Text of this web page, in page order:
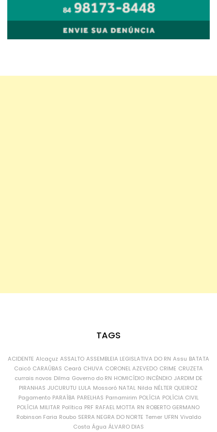
TAGS
ACIDENTE Alcaçuz ASSALTO ASSEMBLEIA LEGISLATIVA DO RN Assu BATATA
Caicó CARAÚBAS Ceará CHUVA CORONEL AZEVEDO CRIME CRUZETA
currais novos Dilma Governo do RN HOMICÍDIO INCÊNDIO JARDIM DE
PIRANHAS JUCURUTU LULA Mossoró NATAL Nilda NÉLTER QUEIROZ
Pagamento PARAÍBA PARELHAS Parnamirim POLÍCIA POLÍCIA CIVIL
POLÍCIA MILITAR Política PRF RAFAEL MOTTA RN ROBERTO GERMANO
Robinson Faria Roubo SERRA NEGRA DO NORTE Temer UFRN Vivaldo
Costa Água ÁLVARO DIAS